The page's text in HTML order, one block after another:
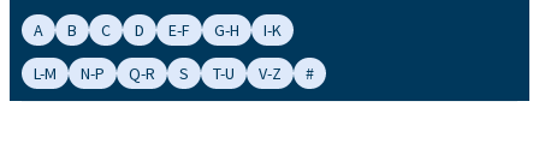
A B C D E-F G-H
I-K
L-M
N-P Q-R S T-U V-Z #